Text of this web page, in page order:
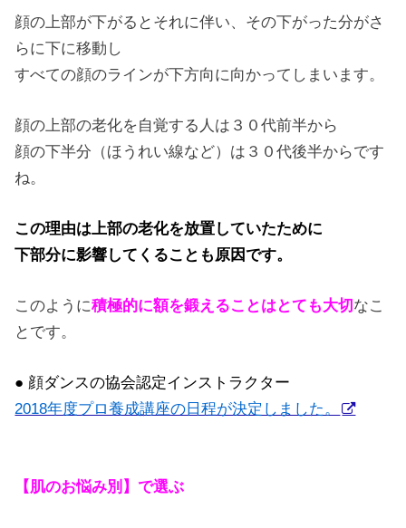
顔の上部が下がるとそれに伴い、その下がった分がさ
らに下に移動し
すべての顔のラインが下方向に向かってしまいます。
顔の上部の老化を自覚する人は３０代前半から
顔の下半分（ほうれい線など）は３０代後半からです
ね。
この理由は上部の老化を放置していたために
下部分に影響してくることも原因です。
このように積極的に額を鍛えることはとても大切 なこ
とです。
● 顔ダンスの協会認定インストラクター
2018年度プロ養成講座の日程が決定しました。
【肌のお悩み別】で選ぶ